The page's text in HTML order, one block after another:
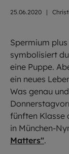
25.06.2020 |
Spermium
symbolisiert
eine Puppe.
ein neues
Was genau
fünften Klasse
in München-
Matters".